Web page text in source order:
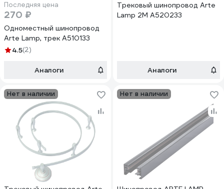
Последняя цена
270 ₽
Одноместный шинопровод
Arte Lamp, трек A510133
4.5(2)
Аналоги
Трековый шинопровод Arte
Lamp 2M A520233
Аналоги
Нет в наличии Нет в наличии